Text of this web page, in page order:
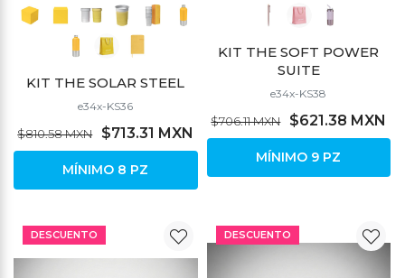
KIT THE SOLAR STEEL
e34x-KS36
$810.58 MXN $713.31 MXN
MÍNIMO 8 PZ
KIT THE SOFT POWER
SUITE
e34x-KS38
$706.11 MXN $621.38 MXN
MÍNIMO 9 PZ
DESCUENTO DESCUENTO